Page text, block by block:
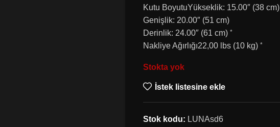
Kutu BoyutuYükseklik: 15.00″ (38 cm)
Genişlik: 20.00″ (51 cm)
Derinlik: 24.00″ (61 cm) *
Nakliye Ağırlığı22,00 lbs (10 kg) *
Stokta yok
İstek listesine ekle
Stok kodu: LUNAsd6